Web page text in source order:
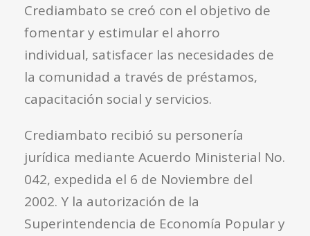
Crediambato se creó con el objetivo de
fomentar y estimular el ahorro
individual, satisfacer las necesidades de
la comunidad a través de préstamos,
capacitación social y servicios.
Crediambato recibió su personería
jurídica mediante Acuerdo Ministerial No.
042, expedida el 6 de Noviembre del
2002. Y la autorización de la
Superintendencia de Economía Popular y